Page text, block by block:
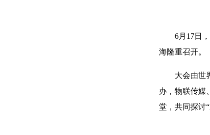
6月17日
海隆重召开。
大会由世
办，物联传媒
堂，共同探讨